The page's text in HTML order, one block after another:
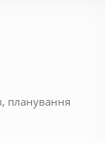
планування